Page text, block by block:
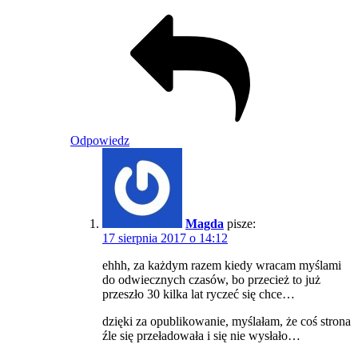
Odpowiedz
Magda pisze:
17 sierpnia 2017 o 14:12
ehhh, za każdym razem kiedy wracam myślami
do odwiecznych czasów, bo przecież to już
przeszło 30 kilka lat ryczeć się chce…
dzięki za opublikowanie, myślałam, że coś strona
źle się przeładowała i się nie wysłało…